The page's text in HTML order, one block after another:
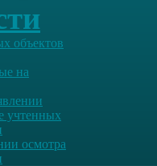
объектов
на
учтенных
осмотра